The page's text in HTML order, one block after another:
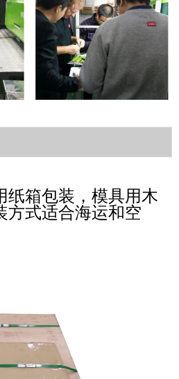
纸箱包装，模具用木
方式适合海运和空